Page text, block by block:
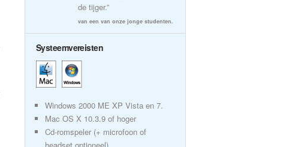
de tijger.”
van een van onze jonge studenten.
Systeemvereisten
Windows 2000 ME XP Vista en 7.
Mac OS X 10.3.9 of hoger
Cd-romspeler (+ microfoon of